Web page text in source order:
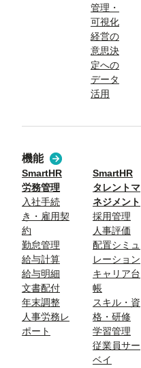
管理・
可視化
経営の
意思決
定への
データ
活用
機能
SmartHR
労務管理
入社手続
き・雇用契
約
勤怠管理
給与計算
給与明細
文書配付
年末調整
人事労務レ
ポート
SmartHR
タレントマ
ネジメント
採用管理
人事評価
配置シミュ
レーション
キャリア台
帳
スキル・資
格・研修
学習管理
従業員サー
ベイ